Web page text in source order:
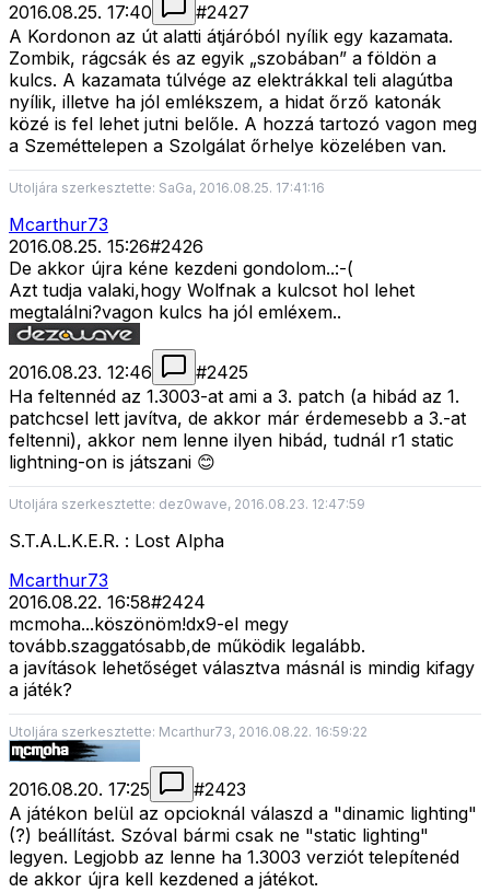
2016.08.25. 17:40
#2427
A Kordonon az út alatti átjáróból nyílik egy kazamata.
Zombik, rágcsák és az egyik „szobában” a földön a
kulcs. A kazamata túlvége az elektrákkal teli alagútba
nyílik, illetve ha jól emlékszem, a hidat őrző katonák
közé is fel lehet jutni belőle. A hozzá tartozó vagon meg
a Szeméttelepen a Szolgálat őrhelye közelében van.
Utoljára szerkesztette: SaGa, 2016.08.25. 17:41:16
Mcarthur73
2016.08.25. 15:26#2426
De akkor újra kéne kezdeni gondolom..:-(
Azt tudja valaki,hogy Wolfnak a kulcsot hol lehet
megtalálni?vagon kulcs ha jól emléxem..
2016.08.23. 12:46 #2425
Ha feltennéd az 1.3003-at ami a 3. patch (a hibád az 1.
patchcsel lett javítva, de akkor már érdemesebb a 3.-at
feltenni), akkor nem lenne ilyen hibád, tudnál r1 static
lightning-on is játszani 😊
Utoljára szerkesztette: dez0wave, 2016.08.23. 12:47:59
S.T.A.L.K.E.R. : Lost Alpha
Mcarthur73
2016.08.22. 16:58#2424
mcmoha...köszönöm!dx9-el megy
tovább.szaggatósabb,de működik legalább.
a javítások lehetőséget választva másnál is mindig kifagy
a játék?
Utoljára szerkesztette: Mcarthur73, 2016.08.22. 16:59:22
2016.08.20. 17:25 #2423
A játékon belül az opcioknál válaszd a "dinamic lighting"
(?) beállítást. Szóval bármi csak ne "static lighting"
legyen. Legjobb az lenne ha 1.3003 verziót telepítenéd
de akkor újra kell kezdened a játékot.